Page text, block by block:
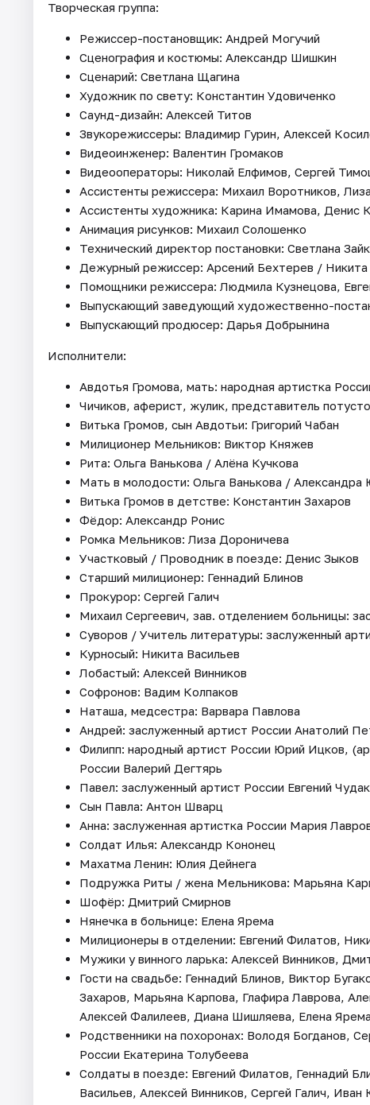
Творческая группа:
Режиссер-постановщик: Андрей Могучий
Сценография и костюмы: Александр Шишкин
Сценарий: Светлана Щагина
Художник по свету: Константин Удовиченко
Саунд-дизайн: Алексей Титов
Звукорежиссеры: Владимир Гурин, Алексей
Видеоинженер: Валентин Громаков
Видеооператоры: Николай Елфимов, Сергей
Ассистенты режиссера: Михаил Воротников,
Ассистенты художника: Карина Имамова, Денис
Анимация рисунков: Михаил Солошенко
Технический директор постановки: Светлана
Дежурный режиссер: Арсений Бехтерев /
Помощники режиссера: Людмила Кузнецова,
Выпускающий заведующий художественно-
Выпускающий продюсер: Дарья Добрынина
Исполнители:
Авдотья Громова, мать: народная артистка
Чичиков, аферист, жулик, представитель
Витька Громов, сын Авдотьи: Григорий Чабан
Милиционер Мельников: Виктор Княжев
Рита: Ольга Ванькова / Алёна Кучкова
Мать в молодости: Ольга Ванькова / Александра
Витька Громов в детстве: Константин Захаров
Фёдор: Александр Ронис
Ромка Мельников: Лиза Дороничева
Участковый / Проводник в поезде: Денис Зыков
Старший милиционер: Геннадий Блинов
Прокурор: Сергей Галич
Михаил Сергеевич, зав. отделением больницы:
Суворов / Учитель литературы: заслуженный
Курносый: Никита Васильев
Лобастый: Алексей Винников
Софронов: Вадим Колпаков
Наташа, медсестра: Варвара Павлова
Андрей: заслуженный артист России Анатолий
Филипп: народный артист России Юрий Ицков,
России Валерий Дегтярь
Павел: заслуженный артист России Евгений
Сын Павла: Антон Шварц
Анна: заслуженная артистка России Мария
Солдат Илья: Александр Кононец
Махатма Ленин: Юлия Дейнега
Подружка Риты / жена Мельникова: Марьяна
Шофёр: Дмитрий Смирнов
Нянечка в больнице: Елена Ярема
Милиционеры в отделении: Евгений Филатов,
Мужики у винного ларька: Алексей Винников,
Гости на свадьбе: Геннадий Блинов, Виктор
Захаров, Марьяна Карпова, Глафира Лаврова,
Алексей Фалилеев, Диана Шишляева, Елена Ярема
Родственники на похоронах: Володя Богданов,
России Екатерина Толубеева
Солдаты в поезде: Евгений Филатов, Геннадий
Васильев, Алексей Винников, Сергей Галич,